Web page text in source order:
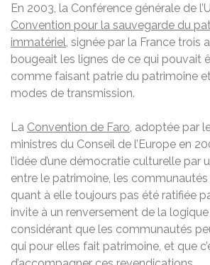
En 2003, la Conférence générale de
Convention pour la sauvegarde du
immatériel, signée par la France trois
bougeait les lignes de ce qui pouvait
comme faisant patrie du patrimoine
modes de transmission.
La Convention de Faro, adoptée par
ministres du Conseil de l’Europe en
l’idée d’une démocratie culturelle par
entre le patrimoine, les communautés
quant à elle toujours pas été ratifiée
invite à un renversement de la
considérant que les communautés
qui pour elles fait patrimoine, et que